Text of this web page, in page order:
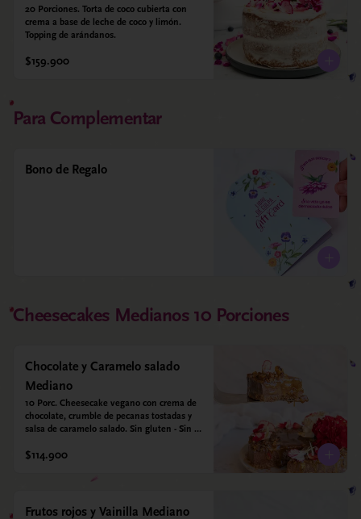
20 Porciones. Torta de coco cubierta con
crema a base de leche de coco y limón.
Topping de arándanos.
$159.900
Para Complementar
Bono de Regalo
Cheesecakes Medianos 10 Porciones
Chocolate y Caramelo salado
Mediano
10 Porc. Cheesecake vegano con crema de
chocolate, crumble de pecanas tostadas y
salsa de caramelo salado. Sin gluten - Sin
$114.900
Frutos rojos y Vainilla Mediano